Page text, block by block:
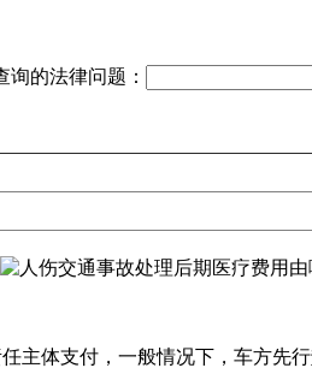
询的法律问题：
主体支付，一般情况下，车方